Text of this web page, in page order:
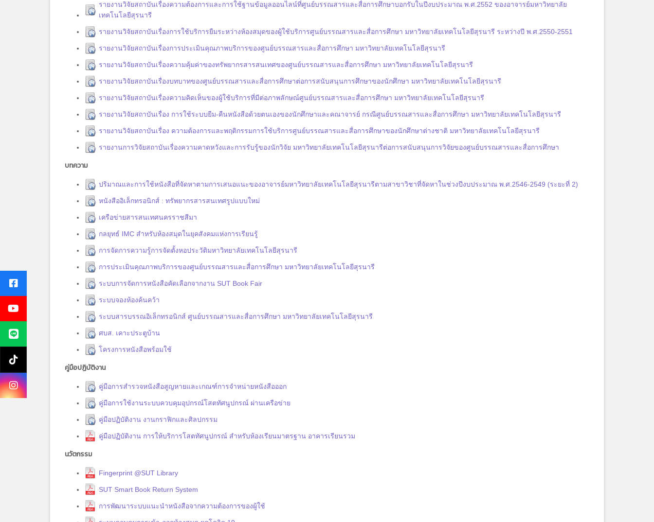
รายงานวิจัยสถาบันเรื่องความต้องการและการใช้ฐานข้อมูลออนไลน์ที่ศูนย์บรรณสารและสื่อการศึกษาบอกรับในปีงบประมาณ พ.ศ.2552 ของอาจารย์มหาวิทยาลัย
เทคโนโลยีสุรนารี
รายงานวิจัยสถาบันเรื่องการใช้บริการยืมระหว่างห้องสมุดของผู้ใช้บริการศูนย์บรรณสารและสื่อการศึกษา มหาวิทยาลัยเทคโนโลยีสุรนารี ระหว่างปี พ.ศ.2550-2551
รายงานวิจัยสถาบันเรื่องการประเมินคุณภาพบริการของศูนย์บรรณสารและสื่อการศึกษา มหาวิทยาลัยเทคโนโลยีสุรนารี
รายงานวิจัยสถาบันเรื่องความคุ้มค่าของทรัพยากรสารสนเทศของศูนย์บรรณสารและสื่อการศึกษา มหาวิทยาลัยเทคโนโลยีสุรนารี
รายงานวิจัยสถาบันเรื่องบทบาทของศูนย์บรรณสารและสื่อการศึกษาต่อการสนับสนุนการศึกษาของนักศึกษา มหาวิทยาลัยเทคโนโลยีสุรนารี
รายงานวิจัยสถาบันเรื่องความคิดเห็นของผู้ใช้บริการที่มีต่อภาพลักษณ์ศูนย์บรรณสารและสื่อการศึกษา มหาวิทยาลัยเทคโนโลยีสุรนารี
รายงานวิจัยสถาบันเรื่อง การใช้ระบบยืม-คืนหนังสือด้วยตนเองของนักศึกษาและคณาจารย์ กรณีศูนย์บรรณสารและสื่อการศึกษา มหาวิทยาลัยเทคโนโลยีสุรนารี
รายงานวิจัยสถาบันเรื่อง ความต้องการและพฤติกรรมการใช้บริการศูนย์บรรณสารและสื่อการศึกษาของนักศึกษาต่างชาติ มหาวิทยาลัยเทคโนโลยีสุรนารี
รายงานการวิจัยสถาบันเรื่องความคาดหวังและการรับรู้ของนักวิจัย มหาวิทยาลัยเทคโนโลยีสุรนารีต่อการสนับสนุนการวิจัยของศูนย์บรรณสารและสื่อการศึกษา
บทความ
ปริมาณและการใช้หนังสือที่จัดหาตามการเสนอแนะของอาจารย์มหาวิทยาลัยเทคโนโลยีสุรนารีตามสาขาวิชาที่จัดหาในช่วงปีงบประมาณ พ.ศ.2546-2549 (ระยะที่ 2)
หนังสืออิเล็กทรอนิกส์ : ทรัพยากรสารสนเทศรูปแบบใหม่
เครือข่ายสารสนเทศนครราชสีมา
กลยุทธ์ IMC สำหรับห้องสมุดในยุคสังคมแห่งการเรียนรู้
การจัดการความรู้การจัดตั้งหอประวัติมหาวิทยาลัยเทคโนโลยีสุรนารี
การประเมินคุณภาพบริการของศูนย์บรรณสารและสื่อการศึกษา มหาวิทยาลัยเทคโนโลยีสุรนารี
ระบบการจัดการหนังสือคัดเลือกจากงาน SUT Book Fair
ระบบจองห้องค้นคว้า
ระบบสารบรรณอิเล็กทรอนิกส์ ศูนย์บรรณสารและสื่อการศึกษา มหาวิทยาลัยเทคโนโลยีสุรนารี
ศบส. เคาะประตูบ้าน
โครงการหนังสือพร้อมใช้
คู่มือปฏิบัติงาน
คู่มือการสำรวจหนังสือสูญหายและเกณฑ์การจำหน่ายหนังสือออก
คู่มือการใช้งานระบบควบคุมอุปกรณ์โสตทัศนูปกรณ์ ผ่านเครือข่าย
คู่มือปฏิบัติงาน งานกราฟิกและศิลปกรรม
คู่มือปฏิบัติงาน การให้บริการโสตทัศนูปกรณ์ สำหรับห้องเรียนมาตรฐาน อาคารเรียนรวม
นวัตกรรม
Fingerprint @SUT Library
SUT Smart Book Return System
การพัฒนาระบบแนะนำหนังสือจากความต้องการของผู้ใช้